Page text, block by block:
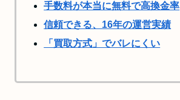
手数料が本当に無料で高換金率
信頼できる、16年の運営実績
「買取方式」でバレにくい